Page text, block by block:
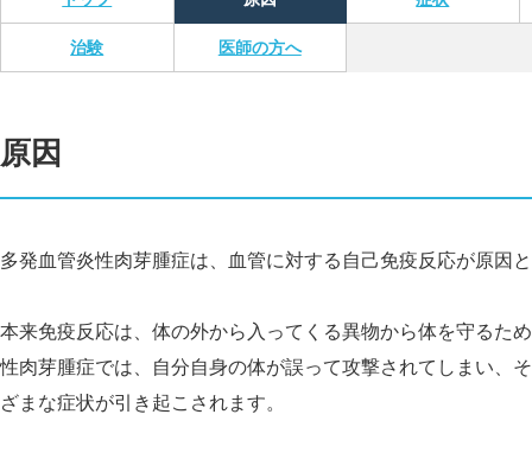
治験 医師の方へ
原因
多発血管炎性肉芽腫症は、血管に対する自己免疫反応が原因
本来免疫反応は、体の外から入ってくる異物から体を守るた
性肉芽腫症では、自分自身の体が誤って攻撃されてしまい、
ざまな症状が引き起こされます。